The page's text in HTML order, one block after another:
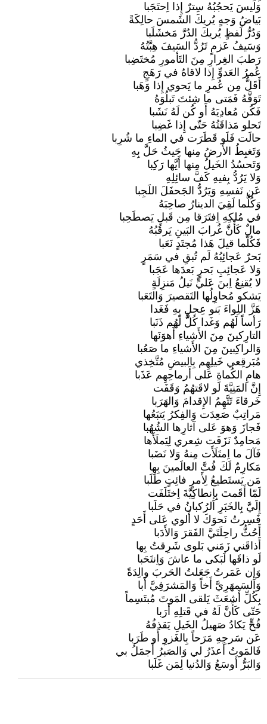
وَلَيسَ يَحجُبُهُ سِترٌ إِذا اِحتَجَبا
بَياضُ وَجهٍ يُريكَ الشَمسَ حالِكَةً
وَدُرُّ لَفظٍ يُريكَ الدُرَّ مَخشَلَبا
وَسَيفُ عَزمٍ تَرُدُّ السَيفَ هِبَّتُهُ
رَطبَ الغِرارِ مِنَ التَأمورِ مُختَضِبا
عُمرُ العَدوِّ إِذا لاقاهُ في رَهَجٍ
أَقَلُّ مِن عُمرِ ما يَحوي إِذا وَهَبا
تَوَقَّهُ فَمَتى ما شِئتَ تَبلُوَهُ
فَكُن مُعادِيَهُ أَو كُن لَهُ نَشَبا
تَحلو مَذاقَتُهُ حَتّى إِذا غَضِبا
حالَت فَلَو قَطَرَت في الماءِ ما شُرِبا
وَتَغبِطُ الأَرضُ مِنها حَيثُ حَلَّ بِهِ
وَتَحسُدُ الخَيلُ مِنها أَيَّها رَكِبا
وَلا يَرُدُّ بِفيهِ كَفَّ سائِلِهِ
عَن نَفسِهِ وَيَرُدُّ الجَحفَلَ اللَجِبا
وَكُلَّما لَقِيَ الدينارُ صاحِبَهُ
في مُلكِهِ اِفتَرَقا مِن قَبلِ يَصطَحِبا
مالٌ كَأَنَّ غُرابَ البَينِ يَرقُبُهُ
فَكُلَّما قيلَ هَذا مُجتَدٍ نَعَبا
بَحرٌ عَجائِبُهُ لَم تُبقِ في سَمَرٍ
وَلا عَجائِبِ بَحرٍ بَعدَها عَجَبا
لا يُقنِعُ اِبنَ عَليٍّ نَيلُ مَنزِلَةٍ
يَشكو مُحاوِلُها التَقصيرَ وَالتَعَبا
هَزَّ اللِواءَ بَنو عِجلٍ بِهِ فَغَدا
رَأساً لَهُم وَغَدا كُلٌّ لَهُم ذَنَبا
التارِكينَ مِنَ الأَشياءِ أَهوَنَها
وَالراكِبينَ مِنَ الأَشياءِ ما صَعُبا
مُبَرقِعي خَيلِهِم بِالبيضِ مُتَّخِذي
هامِ الكُماةِ عَلى أَرماحِهِم عَذَبا
إِنَّ المَنِيَّةَ لَو لاقَتهُمُ وَقَفَت
خَرقاءَ تَتَّهِمُ الإِقدامَ وَالهَرَبا
مَراتِبٌ صَعِدَت وَالفِكرُ يَتبَعُها
فَجازَ وَهوَ عَلى آثارِها الشُهُبا
مَحامِدٌ نَزَفَت شِعري لِيَملَأَها
فَآلَ ما اِمتَلَأَت مِنهُ وَلا نَضَبا
مَكارِمٌ لَكَ فُتَّ العالَمينَ بِها
مَن يَستَطيعُ لِأَمرٍ فائِتٍ طَلَبا
لَمّا أَقَمتَ بِإِنطاكِيَّةَ اِختَلَفَت
إِلَيَّ بِالخَبَرِ الرُكبانُ في حَلَبا
فَسِرتُ نَحوَكَ لا أَلوي عَلى أَحَدٍ
أَحُثُّ راحِلَتَيَّ الفَقرَ وَالأَدَبا
أَذاقَني زَمَني بَلوى شَرِقتُ بِها
لَو ذاقَها لَبَكى ما عاشَ وَاِنتَحَبا
وَإِن عَمَرتُ جَعَلتُ الحَربَ والِدَةً
وَالسَمهَرِيَّ أَخاً وَالمَشرَفِيَّ أَبا
بِكُلِّ أَشعَثَ يَلقى المَوتَ مُبتَسِماً
حَتّى كَأَنَّ لَهُ في قَتلِهِ أَرَبا
قُحٍّ يَكادُ صَهيلُ الخَيلِ يَقذِفُهُ
عَن سَرجِهِ مَرَحاً بِالغَزوِ أَو طَرَبا
فَالمَوتُ أَعذَرُ لي وَالصَبرُ أَجمَلُ بي
وَالبَرُّ أَوسَعُ وَالدُنيا لِمَن غَلَبا